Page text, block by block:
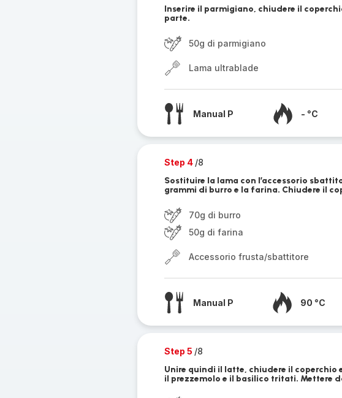
Inserire il parmigiano, chiudere il
parte.
50g di parmigiano
Lama ultrablade
Manual P - °C
Step 4 /8
Sostituire la lama con l’accessorio
grammi di burro e la farina. Chiudere il
70g di burro
50g di farina
Accessorio frusta/sbattitore
Manual P 90 °C
Step 5 /8
Unire quindi il latte, chiudere il coperchio
il prezzemolo e il basilico tritati. Mettere